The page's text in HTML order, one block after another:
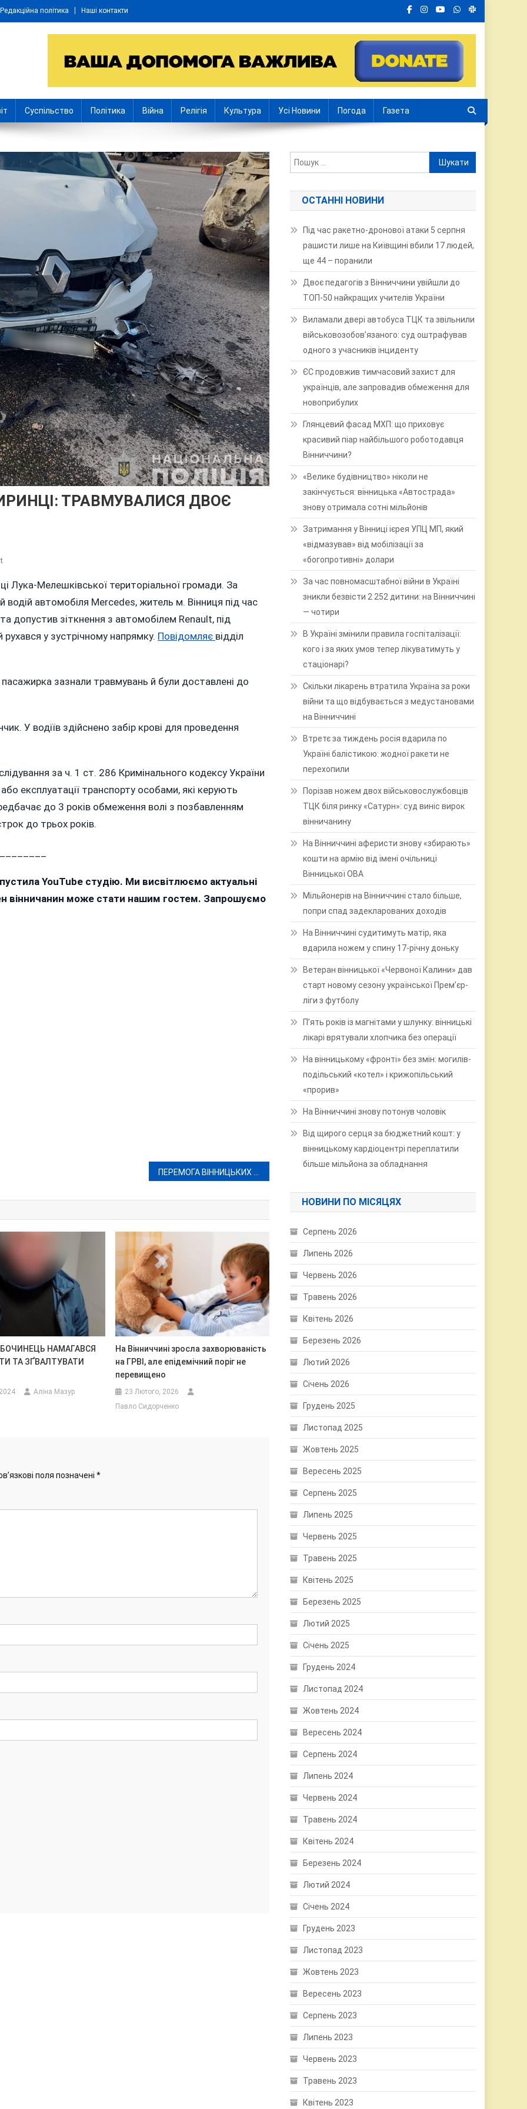
Редакційна політика Наші контакти
Суспільство Політика Війна Релігія Культура Усі Новини Погода Газета
ТРАВМУВАЛИСЯ ДВОЄ
On
ПОБЛИЗУ
СОКИРИНЦІ:
ЛЮДЕЙ
Лука-Мелешківської територіальної громади. За
автомобіля Mercedes, житель м. Вінниця під час
допустив зіткнення з автомобілем Renault, під
у зустрічному напрямку. Повідомляє відділ
зазнали травмувань й були доставлені до
У водіїв здійснено забір крові для проведення
за ч. 1 ст. 286 Кримінального кодексу України
експлуатації транспорту особами, які керують
до 3 років обмеження волі з позбавленням
до трьох років.
YouTube студію. Ми висвітлюємо актуальні
вінничанин може стати нашим гостем. Запрошуємо
НАМАГАВСЯ
ТА ЗҐВАЛТУВАТИ
Аліна Мазур
На Вінниччині зросла захворюваність
на ГРВІ, але епідемічний поріг не
перевищено
23 Лютого, 2026
Павло Сидорченко
поля позначені *
Пошук:
ОСТАННІ НОВИНИ
Під час ракетно-дронової атаки 5 серпня
рашисти лише на Київщині вбили 17 людей,
ще 44 – поранили
Двоє педагогів з Вінниччини увійшли до
ТОП-50 найкращих учителів України
Виламали двері автобуса ТЦК та звільнили
військовозобов’язаного: суд оштрафував
одного з учасників інциденту
ЄС продовжив тимчасовий захист для
українців, але запровадив обмеження для
новоприбулих
Глянцевий фасад МХП: що приховує
красивий піар найбільшого роботодавця
Вінниччини?
«Велике будівництво» ніколи не
закінчується: вінницька «Автострада»
знову отримала сотні мільйонів
Затримання у Вінниці ієрея УПЦ МП, який
«відмазував» від мобілізації за
«богопротивні» долари
За час повномасштабної війни в Україні
зникли безвісти 2 252 дитини: на Вінниччині
— чотири
В Україні змінили правила госпіталізації:
кого і за яких умов тепер лікуватимуть у
стаціонарі?
Скільки лікарень втратила Україна за роки
війни та що відбувається з медустановами
на Вінниччині
Втретє за тиждень росія вдарила по
Україні балістикою: жодної ракети не
перехопили
Порізав ножем двох військовослужбовців
ТЦК біля ринку «Сатурн»: суд виніс вирок
вінничанину
На Вінниччині аферисти знову «збирають»
кошти на армію від імені очільниці
Вінницької ОВА
Мільйонерів на Вінниччині стало більше,
попри спад задекларованих доходів
На Вінниччині судитимуть матір, яка
вдарила ножем у спину 17-річну доньку
Ветеран вінницької «Червоної Калини» дав
старт новому сезону української Прем’єр-
ліги з футболу
П’ять років із магнітами у шлунку: вінницькі
лікарі врятували хлопчика без операції
На вінницькому «фронті» без змін: могилів-
подільський «котел» і крижопільський
«прорив»
На Вінниччині знову потонув чоловік
Від щирого серця за бюджетний кошт: у
вінницькому кардіоцентрі переплатили
більше мільйона за обладнання
НОВИНИ ПО МІСЯЦЯХ
Серпень 2026
Липень 2026
Червень 2026
Травень 2026
Квітень 2026
Березень 2026
Лютий 2026
Січень 2026
Грудень 2025
Листопад 2025
Жовтень 2025
Вересень 2025
Серпень 2025
Липень 2025
Червень 2025
Травень 2025
Квітень 2025
Березень 2025
Лютий 2025
Січень 2025
Грудень 2024
Листопад 2024
Жовтень 2024
Вересень 2024
Серпень 2024
Липень 2024
Червень 2024
Травень 2024
Квітень 2024
Березень 2024
Лютий 2024
Січень 2024
Грудень 2023
Листопад 2023
Жовтень 2023
Вересень 2023
Серпень 2023
Липень 2023
Червень 2023
Травень 2023
Квітень 2023